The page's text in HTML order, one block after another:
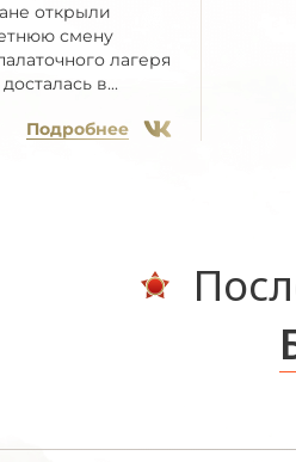
открыли
смену
лагеря
в...
Подробнее